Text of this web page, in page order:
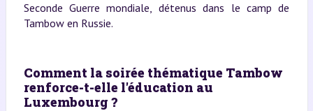
Seconde Guerre mondiale, détenus dans le camp de
Tambow en Russie.
Comment la soirée thématique Tambow
renforce-t-elle l'éducation au
Luxembourg ?